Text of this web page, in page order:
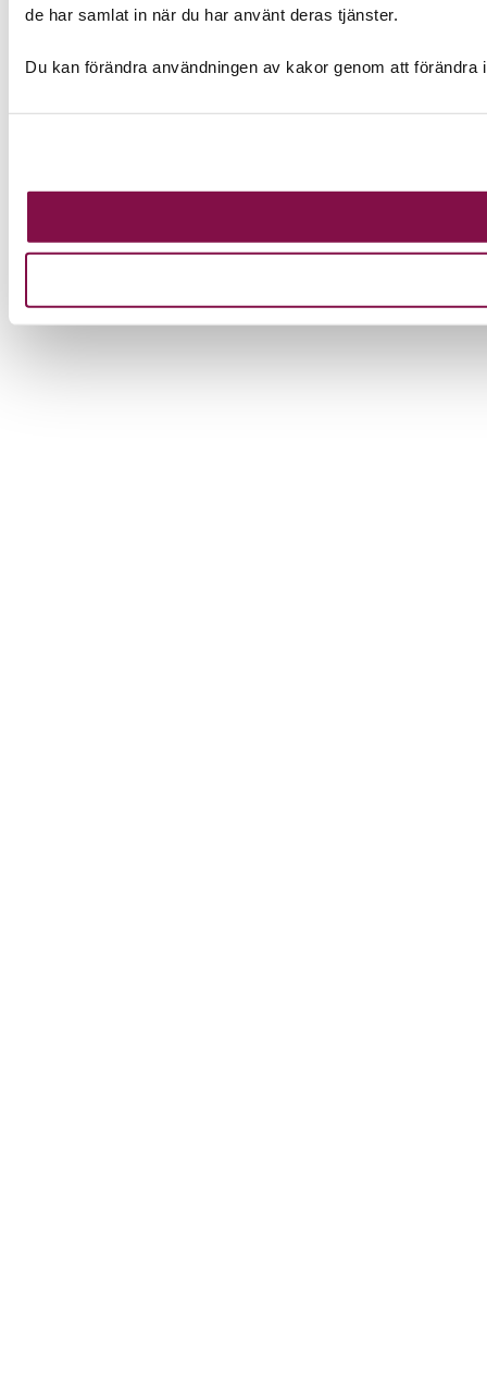
de har samlat in när du har använt deras tjänster.
Du kan förändra användningen av kakor genom att